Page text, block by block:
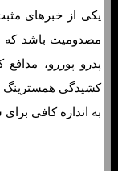
یکی از خبرهای
مصدومیت باشد که
پدرو پوررو،
کشیدگی همسترینگ
به اندازه کافی